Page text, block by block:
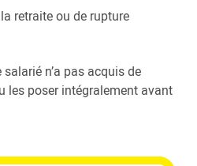
retraite ou de rupture
salarié n’a pas acquis de
les poser intégralement avant